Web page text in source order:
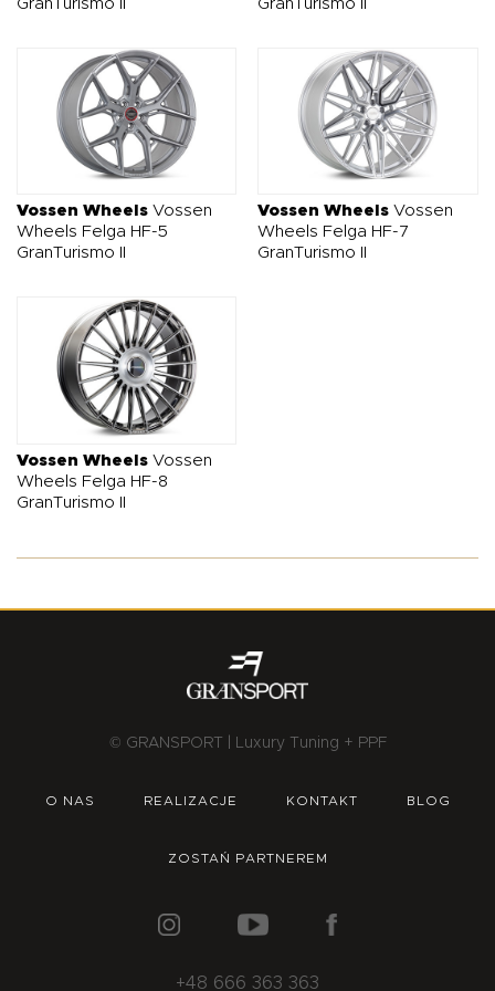
GranTurismo II
GranTurismo II
Vossen Wheels Vossen
Wheels Felga HF-5
GranTurismo II
Vossen Wheels Vossen
Wheels Felga HF-7
GranTurismo II
Vossen Wheels Vossen
Wheels Felga HF-8
GranTurismo II
© GRANSPORT | Luxury Tuning + PPF
O NAS REALIZACJE KONTAKT BLOG
ZOSTAŃ PARTNEREM
+48 666 363 363